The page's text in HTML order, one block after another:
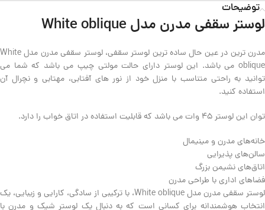
توضیحات
لوستر سقفی مدرن مدل White oblique
مدرن ترین در عین حال ساده ترین لوستر سقفی، لوستر سقفی مدرن مدل White
oblique می باشد. این لوستر دارای حالت مولتی چیپ می باشد که شما می
توانید به راحتی متناسب با منزل خود از نور های آفتابی، مهتابی و نچرال آن
استفاده کنید.
توان این لوستر 45 وات می باشد که قابلیت استفاده در اتاق خواب را دارد.
خانه‌های مدرن و مینیمال
سالن‌های پذیرایی
اتاق‌های نشیمن بزرگ
فضاهای اداری با طراحی مدرن
لوستر سقفی مدرن مدل White oblique، با ترکیبی از سادگی، کارایی و زیبایی، یک
انتخاب هوشمندانه برای کسانی است که به دنبال یک لوستر شیک و مدرن با